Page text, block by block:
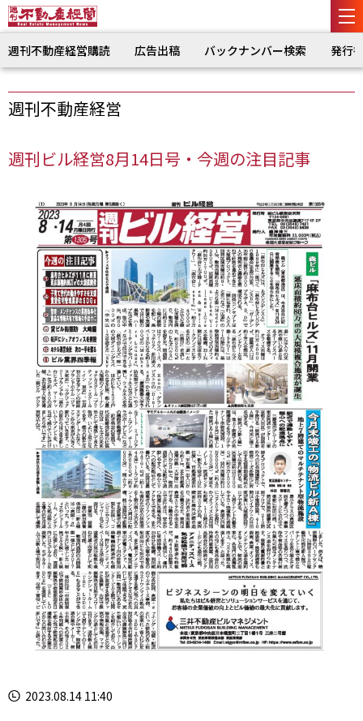
週刊不動産経営購読 広告出稿 バックナンバー検索 発行
週刊不動産経営
週刊ビル経営8月14日号・今週の注目記事
2023.08.14 11:40